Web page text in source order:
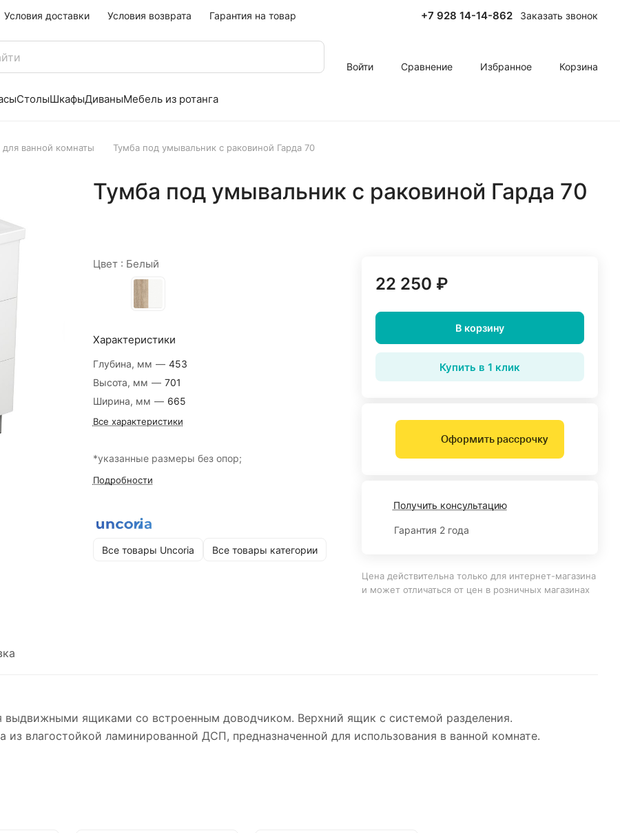
Условия доставки Условия возврата Гарантия на товар +7 928 14-14-862 Заказать звонок
Войти Сравнение Избранное Корзина
СтолыШкафыДиваныМебель из ротанга
ванной комнаты Тумба под умывальник с раковиной Гарда 70
Тумба под умывальник с раковиной Гарда 70
Цвет : Белый
Характеристики
Глубина, мм — 453
Высота, мм — 701
Ширина, мм — 665
Все характеристики
*указанные размеры без опор;
Подробности
Все товары Uncoria Все товары категории
22 250 ₽
В корзину
Купить в 1 клик
Оформить рассрочку
Получить консультацию
Гарантия 2 года
Цена действительна только для интернет-магазина
и может отличаться от цен в розничных магазинах
выдвижными ящиками со встроенным доводчиком. Верхний ящик с системой разделения.
влагостойкой ламинированной ДСП, предназначенной для использования в ванной комнате.